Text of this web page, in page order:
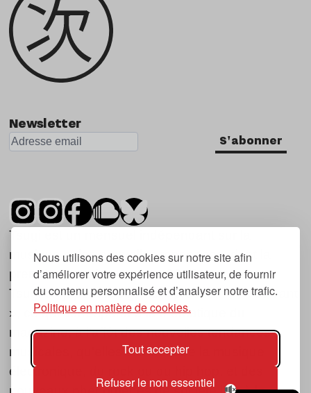
Nous utilisons des cookies sur notre site afin
d’améliorer votre expérience utilisateur, de fournir
du contenu personnalisé et d’analyser notre trafic.
Politique en matière de cookies.
Tout accepter
Refuser le non essentiel
Newsletter
S'abonner
Tsugi est un mensuel indépendant sur la
musique et les nouvelles tendances, dont la
première parution date de 2007.
Tsugi en japonais signifie « prochain », « suivant
», ce qui correspond à la thématique du
magazine, à l’affût des nouvelles tendances
musicales, qu’elles viennent de la musique
électronique, du rock ou du hip hop, et des